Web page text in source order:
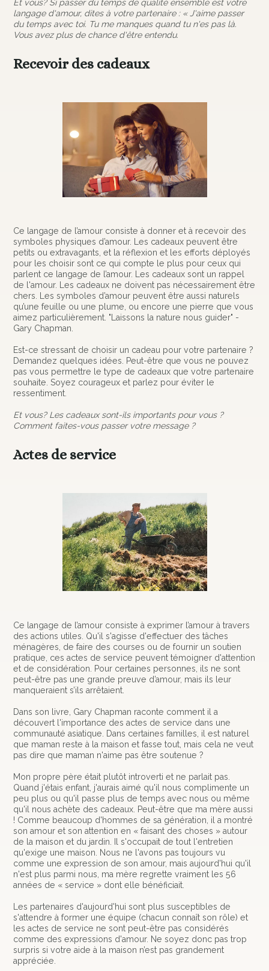
Et vous? Si passer du temps de qualité ensemble est votre
langage d'amour, dites à votre partenaire : « J'aime passer
du temps avec toi. Tu me manques quand tu n'es pas là.
Vous avez plus de chance d'être entendu.
Recevoir des cadeaux
Ce langage de l’amour consiste à donner et à recevoir des
symboles physiques d’amour. Les cadeaux peuvent être
petits ou extravagants, et la réflexion et les efforts déployés
pour les choisir sont ce qui compte le plus pour ceux qui
parlent ce langage de l’amour. Les cadeaux sont un rappel
de l'amour. Les cadeaux ne doivent pas nécessairement être
chers. Les symboles d’amour peuvent être aussi naturels
qu’une feuille ou une plume, ou encore une pierre que vous
aimez particulièrement. "Laissons la nature nous guider" -
Gary Chapman.
Est-ce stressant de choisir un cadeau pour votre partenaire ?
Demandez quelques idées. Peut-être que vous ne pouvez
pas vous permettre le type de cadeaux que votre partenaire
souhaite. Soyez courageux et parlez pour éviter le
ressentiment.
Et vous? Les cadeaux sont-ils importants pour vous ?
Comment faites-vous passer votre message ?
Actes de service
Ce langage de l’amour consiste à exprimer l’amour à travers
des actions utiles. Qu'il s'agisse d'effectuer des tâches
ménagères, de faire des courses ou de fournir un soutien
pratique, ces actes de service peuvent témoigner d'attention
et de considération. Pour certaines personnes, ils ne sont
peut-être pas une grande preuve d’amour, mais ils leur
manqueraient s’ils arrêtaient.
Dans son livre, Gary Chapman raconte comment il a
découvert l'importance des actes de service dans une
communauté asiatique. Dans certaines familles, il est naturel
que maman reste à la maison et fasse tout, mais cela ne veut
pas dire que maman n'aime pas être soutenue ?
Mon propre père était plutôt introverti et ne parlait pas.
Quand j'étais enfant, j'aurais aimé qu'il nous complimente un
peu plus ou qu'il passe plus de temps avec nous ou même
qu'il nous achète des cadeaux. Peut-être que ma mère aussi
! Comme beaucoup d'hommes de sa génération, il a montré
son amour et son attention en « faisant des choses » autour
de la maison et du jardin. Il s'occupait de tout l'entretien
qu'exige une maison. Nous ne l'avons pas toujours vu
comme une expression de son amour, mais aujourd'hui qu'il
n'est plus parmi nous, ma mère regrette vraiment les 56
années de « service » dont elle bénéficiait.
Les partenaires d'aujourd'hui sont plus susceptibles de
s'attendre à former une équipe (chacun connaît son rôle) et
les actes de service ne sont peut-être pas considérés
comme des expressions d'amour. Ne soyez donc pas trop
surpris si votre aide à la maison n’est pas grandement
appréciée.